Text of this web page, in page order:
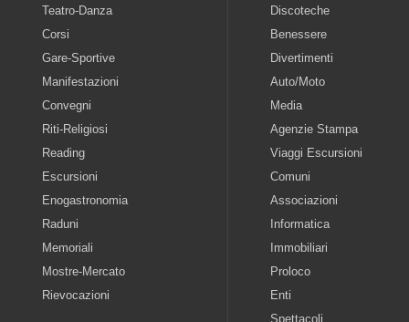
Teatro-Danza
Corsi
Gare-Sportive
Manifestazioni
Convegni
Riti-Religiosi
Reading
Escursioni
Enogastronomia
Raduni
Memoriali
Mostre-Mercato
Rievocazioni
Discoteche
Benessere
Divertimenti
Auto/Moto
Media
Agenzie Stampa
Viaggi Escursioni
Comuni
Associazioni
Informatica
Immobiliari
Proloco
Enti
Spettacoli